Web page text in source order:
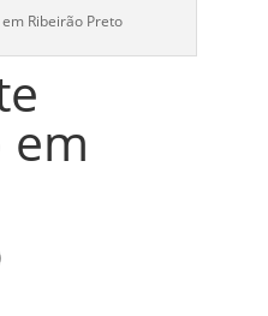
Ribeirão Preto
em